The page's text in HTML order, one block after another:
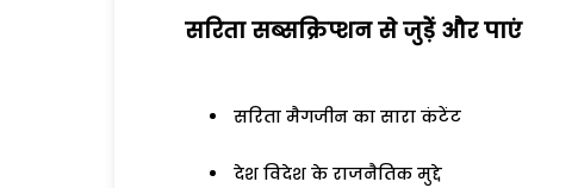
सरिता सब्सक्रिप्शन से जुड़ेें और पाएं
सरिता मैगजीन का सारा कंटेंट
देश विदेश के राजनैतिक मुद्दे